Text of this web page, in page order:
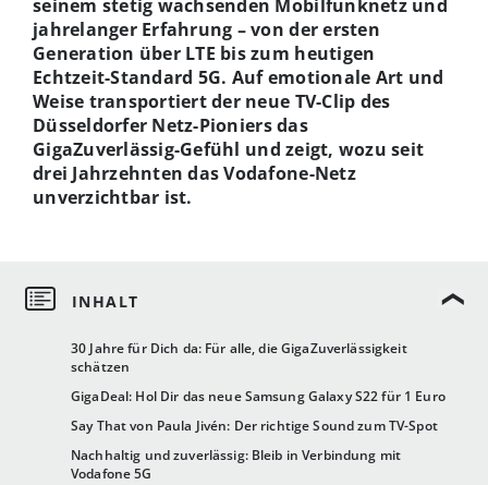
30 Jahre für Dich da: Für alle, die GigaZuverlässigkeit
schätzen
GigaDeal: Hol Dir das neue Samsung Galaxy S22 für 1 Euro
Say That von Paula Jivén: Der richtige Sound zum TV-Spot
Nachhaltig und zuverlässig: Bleib in Verbindung mit
Vodafone 5G
seinem stetig wachsenden Mobilfunknetz und
jahrelanger Erfahrung – von der ersten
Generation über LTE bis zum heutigen
Echtzeit-Standard 5G. Auf emotionale Art und
Weise transportiert der neue TV-Clip des
Düsseldorfer Netz-Pioniers das
GigaZuverlässig-Gefühl und zeigt, wozu seit
drei Jahrzehnten das Vodafone-Netz
unverzichtbar ist.